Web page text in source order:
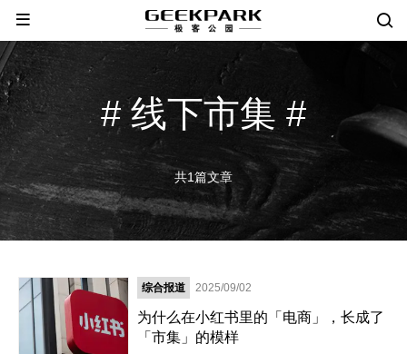
# 线下市集 #
共1篇文章
综合报道 2025/09/02
为什么在小红书里的「电商」，长成了
「市集」的模样